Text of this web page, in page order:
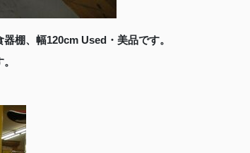
棚、幅120cm Used・美品です。